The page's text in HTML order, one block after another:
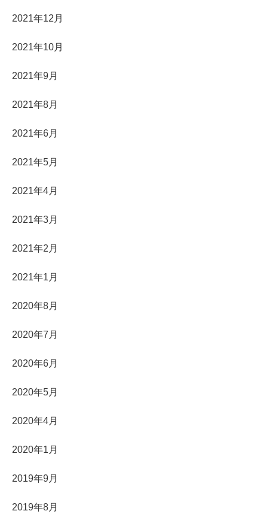
2021年12月
2021年10月
2021年9月
2021年8月
2021年6月
2021年5月
2021年4月
2021年3月
2021年2月
2021年1月
2020年8月
2020年7月
2020年6月
2020年5月
2020年4月
2020年1月
2019年9月
2019年8月